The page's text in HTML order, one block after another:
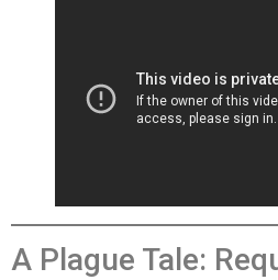
A Plague Tale: